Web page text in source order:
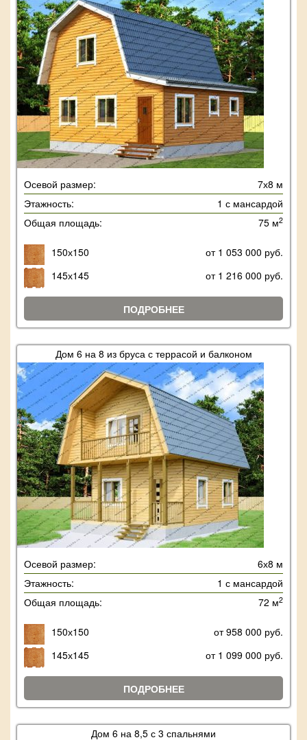
Осевой размер:
7х8 м
Этажность:
1 с мансардой
Общая площадь:
75 м2
150х150
от 1 053 000 руб.
145х145
от 1 216 000 руб.
ПОДРОБНЕЕ
Дом 6 на 8 из бруса с террасой и балконом
Осевой размер:
6х8 м
Этажность:
1 с мансардой
Общая площадь:
72 м2
150х150
от 958 000 руб.
145х145
от 1 099 000 руб.
ПОДРОБНЕЕ
Дом 6 на 8,5 с 3 спальнями